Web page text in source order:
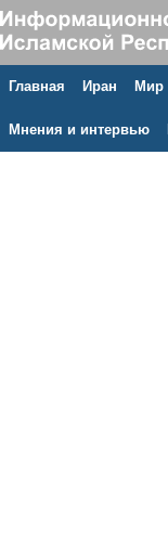
Главная Иран Мир
Мнения и интервью